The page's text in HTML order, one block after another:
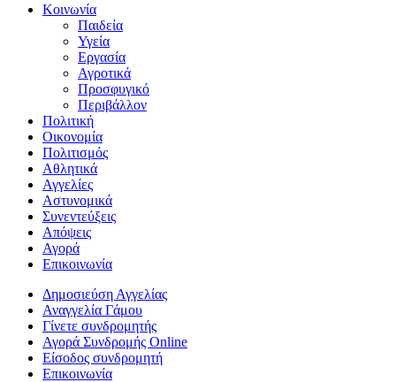
Κοινωνία
Παιδεία
Υγεία
Εργασία
Αγροτικά
Προσφυγικό
Περιβάλλον
Πολιτική
Οικονομία
Πολιτισμός
Αθλητικά
Αγγελίες
Αστυνομικά
Συνεντεύξεις
Απόψεις
Αγορά
Επικοινωνία
Δημοσιεύση Αγγελίας
Αναγγελία Γάμου
Γίνετε συνδρομητής
Αγορά Συνδρομής Online
Είσοδος συνδρομητή
Επικοινωνία